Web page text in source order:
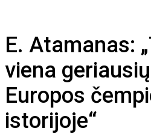
E. Atamanas:
viena
Europos
istorijoje“